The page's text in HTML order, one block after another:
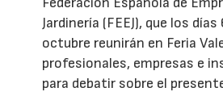
Jardinería (FEEJ), que los días
octubre reunirán en Feria
profesionales, empresas e
para debatir sobre el